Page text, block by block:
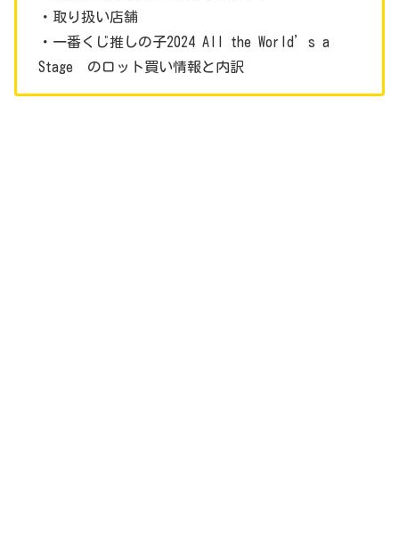
・取り扱い店舗
・一番くじ推しの子2024 All the World’s a
Stage のロット買い情報と内訳